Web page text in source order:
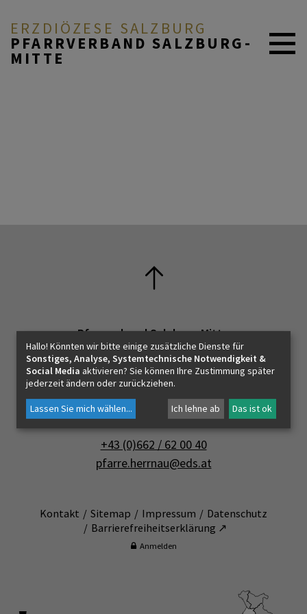
ERZDIÖZESE SALZBURG
PFARRVERBAND SALZBURG-
MITTE
MITEINANDER BETEN
ICH MÖCHTE
INNEHALTEN
Pfarrverband Salzburg-Mitte
Pfarramt Salzburg-Herrnau
Erentrudisstraße 5
5020 Salzburg
+43 (0)662 / 62 00 40
pfarre.herrnau@eds.at
Kontakt Sitemap Impressum
Datenschutz
Barrierefreiheitserklärung ↗
Anmelden
Hallo! Könnten wir bitte einige zusätzliche Dienste für
Sonstiges, Analyse, Systemtechnische Notwendigkeit &
Social Media aktivieren? Sie können Ihre Zustimmung später
jederzeit ändern oder zurückziehen.
Lassen Sie mich wählen... Ich lehne ab Das ist ok